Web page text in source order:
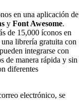
en una aplicación de
y Font Awesome.
de 15,000 íconos en
librería gratuita con
integrarse con
de manera rápida y sin
diferentes
electrónico, se